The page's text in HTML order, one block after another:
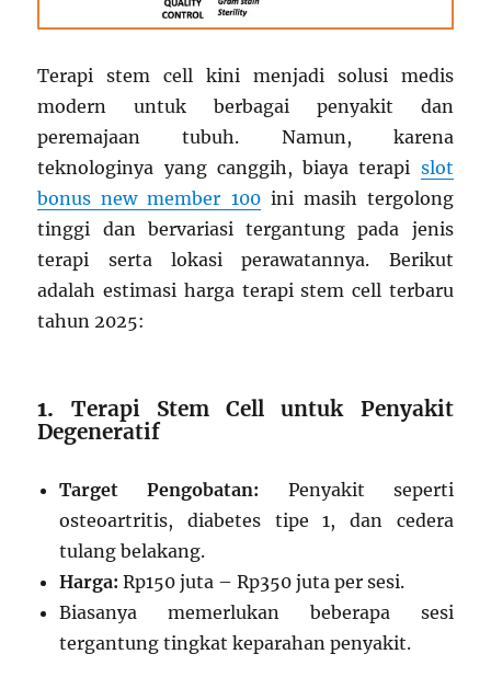
Terapi stem cell kini menjadi solusi medis
modern untuk berbagai penyakit dan
peremajaan tubuh. Namun, karena
teknologinya yang canggih, biaya terapi slot
bonus new member 100ini masih tergolong
tinggi dan bervariasi tergantung pada jenis
terapi serta lokasi perawatannya. Berikut
adalah estimasi harga terapi stem cell terbaru
tahun 2025:
1. Terapi Stem Cell untuk Penyakit
Degeneratif
Target Pengobatan: Penyakit seperti
osteoartritis, diabetes tipe 1, dan cedera
tulang belakang.
Harga: Rp150 juta – Rp350 juta per sesi.
Biasanya memerlukan beberapa sesi
tergantung tingkat keparahan penyakit.